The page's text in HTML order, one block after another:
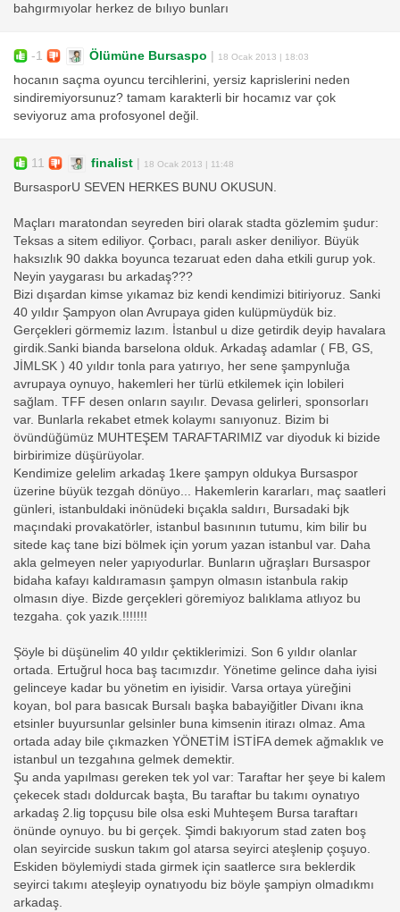
bahgırmıyolar herkez de bılıyo bunları
-1 Ölümüne Bursaspo | 18 Ocak 2013 | 18:03
hocanın saçma oyuncu tercihlerini, yersiz kaprislerini neden
sindiremiyorsunuz? tamam karakterli bir hocamız var çok
seviyoruz ama profosyonel değil.
11 finalist | 18 Ocak 2013 | 11:48
BursasporU SEVEN HERKES BUNU OKUSUN.
Maçları maratondan seyreden biri olarak stadta gözlemim şudur:
Teksas a sitem ediliyor. Çorbacı, paralı asker deniliyor. Büyük
haksızlık 90 dakka boyunca tezaruat eden daha etkili gurup yok.
Neyin yaygarası bu arkadaş???
Bizi dışardan kimse yıkamaz biz kendi kendimizi bitiriyoruz. Sanki
40 yıldır Şampyon olan Avrupaya giden kulüpmüydük biz.
Gerçekleri görmemiz lazım. İstanbul u dize getirdik deyip havalara
girdik.Sanki bianda barselona olduk. Arkadaş adamlar ( FB, GS,
JİMLSK ) 40 yıldır tonla para yatırıyo, her sene şampynluğa
avrupaya oynuyo, hakemleri her türlü etkilemek için lobileri
sağlam. TFF desen onların sayılır. Devasa gelirleri, sponsorları
var. Bunlarla rekabet etmek kolaymı sanıyonuz. Bizim bi
övündüğümüz MUHTEŞEM TARAFTARIMIZ var diyoduk ki bizide
birbirimize düşürüyolar.
Kendimize gelelim arkadaş 1kere şampyn oldukya Bursaspor
üzerine büyük tezgah dönüyo... Hakemlerin kararları, maç saatleri
günleri, istanbuldaki inönüdeki bıçakla saldırı, Bursadaki bjk
maçındaki provakatörler, istanbul basınının tutumu, kim bilir bu
sitede kaç tane bizi bölmek için yorum yazan istanbul var. Daha
akla gelmeyen neler yapıyodurlar. Bunların uğraşları Bursaspor
bidaha kafayı kaldıramasın şampyn olmasın istanbula rakip
olmasın diye. Bizde gerçekleri göremiyoz balıklama atlıyoz bu
tezgaha. çok yazık.!!!!!!!
Şöyle bi düşünelim 40 yıldır çektiklerimizi. Son 6 yıldır olanlar
ortada. Ertuğrul hoca baş tacımızdır. Yönetime gelince daha iyisi
gelinceye kadar bu yönetim en iyisidir. Varsa ortaya yüreğini
koyan, bol para basıcak Bursalı başka babayiğitler Divanı ikna
etsinler buyursunlar gelsinler buna kimsenin itirazı olmaz. Ama
ortada aday bile çıkmazken YÖNETİM İSTİFA demek ağmaklık ve
istanbul un tezgahına gelmek demektir.
Şu anda yapılması gereken tek yol var: Taraftar her şeye bi kalem
çekecek stadı doldurcak başta, Bu taraftar bu takımı oynatıyo
arkadaş 2.lig topçusu bile olsa eski Muhteşem Bursa taraftarı
önünde oynuyo. bu bi gerçek. Şimdi bakıyorum stad zaten boş
olan seyircide suskun takım gol atarsa seyirci ateşlenip çoşuyo.
Eskiden böylemiydi stada girmek için saatlerce sıra beklerdik
seyirci takımı ateşleyip oynatıyodu biz böyle şampiyn olmadıkmı
arkadaş.